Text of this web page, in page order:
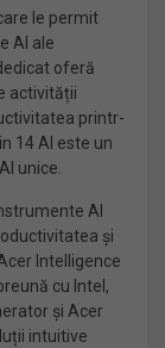
le permit
AI ale
oferă
activității
printr-
14 AI este un
unice.
AI
și
Intelligence
cu Intel,
și Acer
intuitive